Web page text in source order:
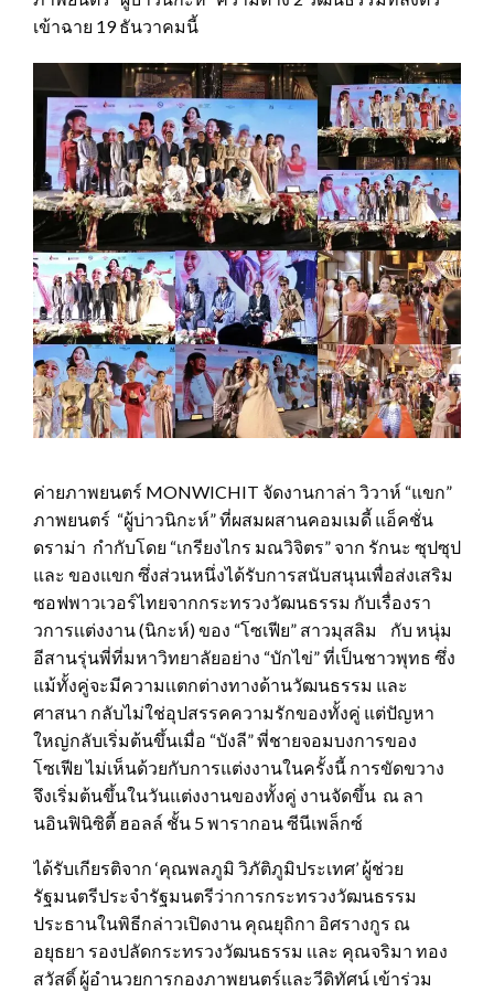
เข้าฉาย 19 ธันวาคมนี้
ค่ายภาพยนตร์ MONWICHIT จัดงานกาล่า วิวาห์ “แขก”
ภาพยนตร์ “ผู้บ่าวนิกะห์” ที่ผสมผสานคอมเมดี้ แอ็คชั่น
ดราม่า กำกับโดย “เกรียงไกร มณวิจิตร” จาก รักนะ ซุปซุป
และ ของแขก ซึ่งส่วนหนึ่งได้รับการสนับสนุนเพื่อส่งเสริม
ซอฟพาวเวอร์ไทยจากกระทรวงวัฒนธรรม กับเรื่องรา
วการเเต่งงาน (นิกะห์) ของ “โซเฟีย” สาวมุสลิม กับ หนุ่ม
อีสานรุ่นพี่ที่มหาวิทยาลัยอย่าง “บักไข่” ที่เป็นชาวพุทธ ซึ่ง
แม้ทั้งคู่จะมีความเเตกต่างทางด้านวัฒนธรรม และ
ศาสนา กลับไม่ใช่อุปสรรคความรักของทั้งคู่ แต่ปัญหา
ใหญ่กลับเริ่มต้นขึ้นเมื่อ “บังลี” พี่ชายจอมบงการของ
โซเฟีย ไม่เห็นด้วยกับการแต่งงานในครั้งนี้ การขัดขวาง
จึงเริ่มต้นขึ้นในวันแต่งงานของทั้งคู่ งานจัดขึ้น ณ ลา
นอินฟินิซิตี้ ฮอลล์ ชั้น 5 พารากอน ซีนีเพล็กซ์
ได้รับเกียรติจาก ‘คุณพลภูมิ วิภัติภูมิประเทศ’ ผู้ช่วย
รัฐมนตรีประจำรัฐมนตรีว่าการกระทรวงวัฒนธรรม
ประธานในพิธีกล่าวเปิดงาน คุณยุถิกา อิศรางกูร ณ
อยุธยา รองปลัดกระทรวงวัฒนธรรม เเละ คุณจริมา ทอง
สวัสดิ์ ผู้อำนวยการกองภาพยนตร์และวีดิทัศน์ เข้าร่วม